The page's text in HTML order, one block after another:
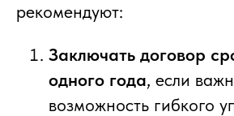
рекомендуют:
Заключать договор
одного года, если
возможность гибкого